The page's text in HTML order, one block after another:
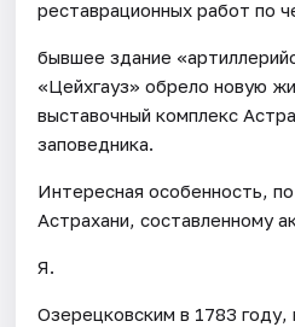
реставрационных работ по
бывшее здание
«Цейхгауз» обрело новую
выставочный комплекс
заповедника.
Интересная особенность,
Астрахани, составленному
Я.
Озерецковским в 1783 году,